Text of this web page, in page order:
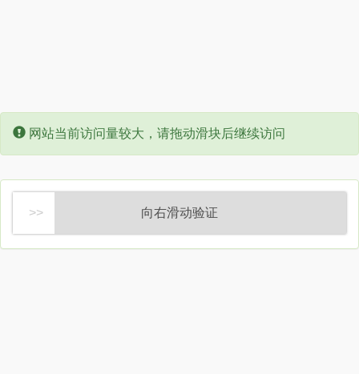
Error:
网站当前访问量较大，请拖动滑块后继续访问
向右滑动验证